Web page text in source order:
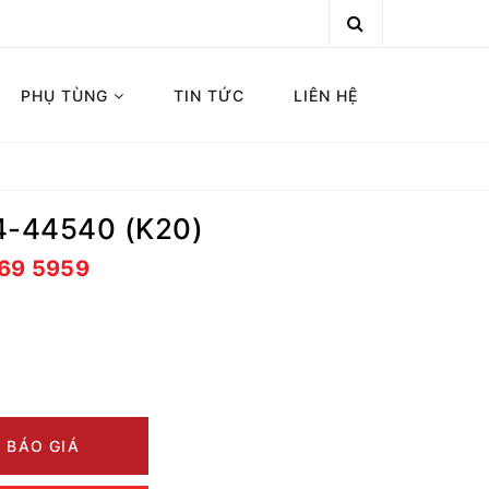
PHỤ TÙNG TIN TỨC LIÊN HỆ
44540 (K20)
5959
BÁO GIÁ